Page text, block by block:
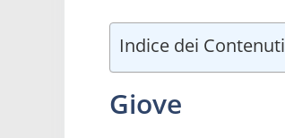
Indice dei Contenuti
Giove